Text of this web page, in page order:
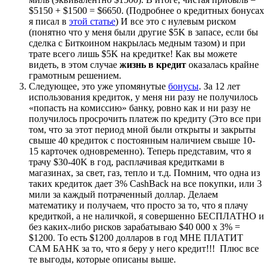
$5150 + $1500 = $6650. (Подробнее о кредитных бонусах
я писал в этой статье) И все это с нулевым риском
(понятно что у меня были другие $5K в запасе, если бы
сделка с Биткоином накрылась медным тазом) и при
трате всего лишь $5K на кредитке! Как вы можете
видеть, в этом случае жизнь в кредит оказалась крайне
грамотным решением.
Следующее, это уже упомянутые бонусы. За 12 лет
использования кредиток, у меня ни разу не получилось
«попасть на комиссию» банку, ровно как и ни разу не
получилось просрочить платеж по кредиту (Это все при
том, что за этот период мной были открыты и закрыты
свыше 40 кредиток с постоянным наличием свыше 10-
15 карточек одновременно). Теперь представим, что я
трачу $30-40K в год, расплачивая кредитками в
магазинах, за свет, газ, тепло и т.д. Помним, что одна из
таких кредиток дает 3% CashBack на все покупки, или 3
мили за каждый потраченный доллар. Делаем
математику и получаем, что просто за то, что я плачу
кредиткой, а не наличкой, я совершенно БЕСПЛАТНО и
без каких-либо рисков зарабатываю $40 000 x 3% =
$1200. То есть $1200 долларов в год МНЕ ПЛАТИТ
САМ БАНК за то, что я беру у него кредит!!! Плюс все
те выгоды, которые описаны выше.